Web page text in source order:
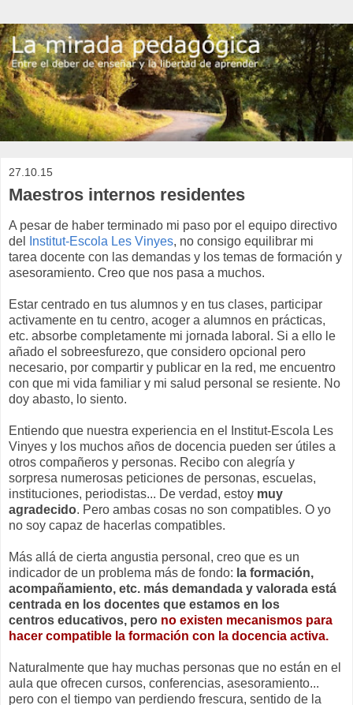
27.10.15
Maestros internos residentes
A pesar de haber terminado mi paso por el equipo directivo
del
Institut-Escola Les Vinyes, no consigo equilibrar mi
tarea docente con las demandas y los temas de formación y
asesoramiento. Creo que nos pasa a muchos.
Estar centrado en tus alumnos y en tus clases, participar
activamente en tu centro, acoger a alumnos en prácticas,
etc. absorbe completamente mi jornada laboral. Si a ello le
añado el sobreesfurezo, que considero opcional pero
necesario, por compartir y publicar en la red, me encuentro
con que mi vida familiar y mi salud personal se resiente. No
doy abasto, lo siento.
Entiendo que nuestra experiencia en el Institut-Escola Les
Vinyes y los muchos años de docencia pueden ser útiles a
otros compañeros y personas. Recibo con alegría y
sorpresa numerosas peticiones de personas, escuelas,
instituciones, periodistas... De verdad, estoy muy
agradecido. Pero ambas cosas no son compatibles. O yo
no soy capaz de hacerlas compatibles.
Más allá de cierta angustia personal, creo que es un
indicador de un problema más de fondo: la formación,
acompañamiento, etc. más demandada y valorada está
centrada en los docentes que estamos en los
centros educativos, pero no existen mecanismos para
hacer compatible la formación con la docencia activa.
Naturalmente que hay muchas personas que no están en el
aula que ofrecen cursos, conferencias, asesoramiento...
pero con el tiempo van perdiendo frescura, sentido de la